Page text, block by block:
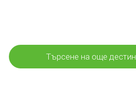
Търсене на още